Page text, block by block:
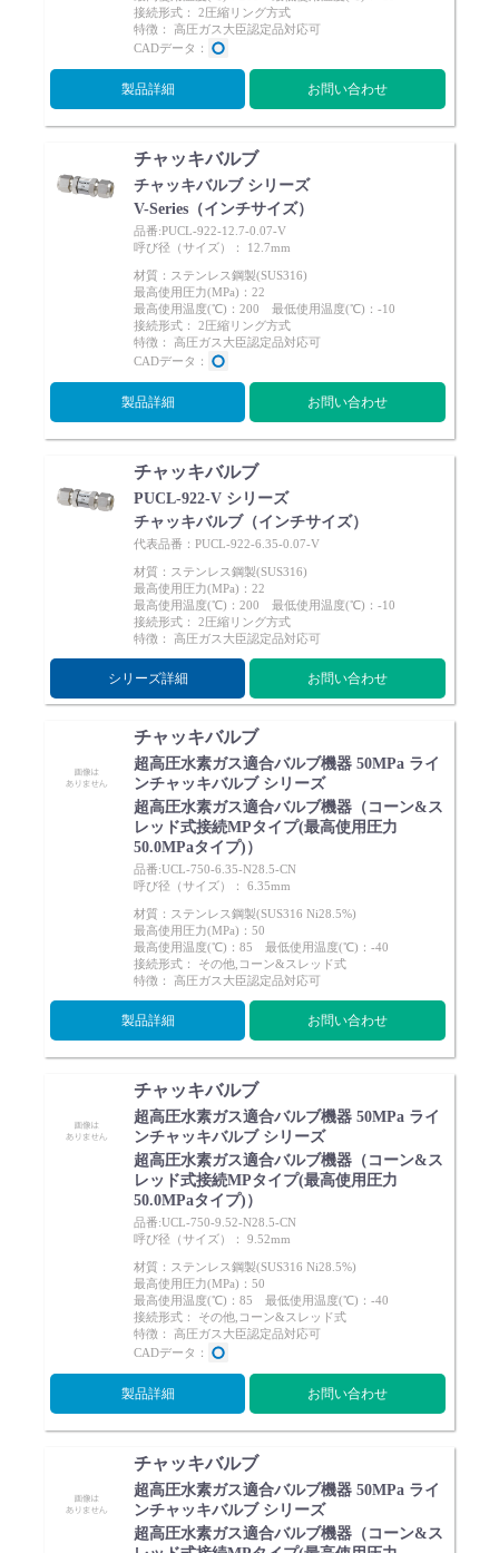
接続形式： 2圧縮リング方式
特徴： 高圧ガス大臣認定品対応可
CADデータ：
製品詳細 お問い合わせ
チャッキバルブ
チャッキバルブ シリーズ
V-Series（インチサイズ）
品番:PUCL-922-12.7-0.07-V
呼び径（サイズ）： 12.7mm
材質：ステンレス鋼製(SUS316)
最高使用圧力(MPa)：22
最高使用温度(℃)：200 最低使用温度(℃)：-10
接続形式： 2圧縮リング方式
特徴： 高圧ガス大臣認定品対応可
CADデータ：
製品詳細 お問い合わせ
チャッキバルブ
PUCL-922-V シリーズ
チャッキバルブ（インチサイズ）
代表品番：PUCL-922-6.35-0.07-V
材質：ステンレス鋼製(SUS316)
最高使用圧力(MPa)：22
最高使用温度(℃)：200 最低使用温度(℃)：-10
接続形式： 2圧縮リング方式
特徴： 高圧ガス大臣認定品対応可
シリーズ詳細 お問い合わせ
チャッキバルブ
超高圧水素ガス適合バルブ機器 50MPa ライ
ンチャッキバルブ シリーズ
超高圧水素ガス適合バルブ機器（コーン&ス
レッド式接続MPタイプ(最高使用圧力
50.0MPaタイプ)）
品番:UCL-750-6.35-N28.5-CN
呼び径（サイズ）： 6.35mm
材質：ステンレス鋼製(SUS316 Ni28.5%)
最高使用圧力(MPa)：50
最高使用温度(℃)：85 最低使用温度(℃)：-40
接続形式： その他,コーン&スレッド式
特徴： 高圧ガス大臣認定品対応可
製品詳細 お問い合わせ
チャッキバルブ
超高圧水素ガス適合バルブ機器 50MPa ライ
ンチャッキバルブ シリーズ
超高圧水素ガス適合バルブ機器（コーン&ス
レッド式接続MPタイプ(最高使用圧力
50.0MPaタイプ)）
品番:UCL-750-9.52-N28.5-CN
呼び径（サイズ）： 9.52mm
材質：ステンレス鋼製(SUS316 Ni28.5%)
最高使用圧力(MPa)：50
最高使用温度(℃)：85 最低使用温度(℃)：-40
接続形式： その他,コーン&スレッド式
特徴： 高圧ガス大臣認定品対応可
CADデータ：
製品詳細 お問い合わせ
チャッキバルブ
超高圧水素ガス適合バルブ機器 50MPa ライ
ンチャッキバルブ シリーズ
超高圧水素ガス適合バルブ機器（コーン&ス